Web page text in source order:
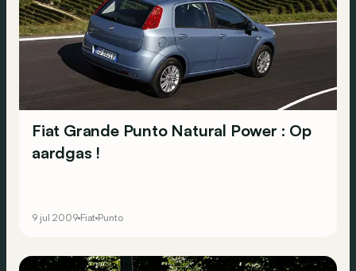
Fiat Grande Punto Natural Power : Op
aardgas !
9 jul 2009 Fiat Punto